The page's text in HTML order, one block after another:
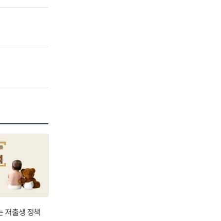
저출생 정책